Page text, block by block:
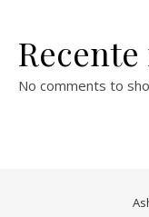
No comments to